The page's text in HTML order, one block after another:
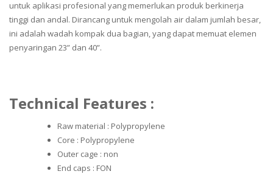
untuk aplikasi profesional yang memerlukan produk berkinerja
tinggi dan andal. Dirancang untuk mengolah air dalam jumlah besar,
ini adalah wadah kompak dua bagian, yang dapat memuat elemen
penyaringan 23” dan 40”.
Technical Features :
Raw material : Polypropylene
Core : Polypropylene
Outer cage : non
End caps : FON